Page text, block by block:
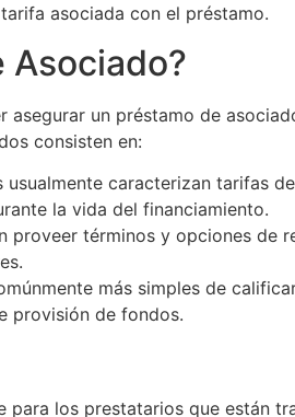
asociada con el préstamo.
Asociado?
un préstamo de
consisten en:
caracterizan tarifas
la vida del financiamiento.
términos y opciones de
más simples de
provisión de fondos.
para los prestatarios que están